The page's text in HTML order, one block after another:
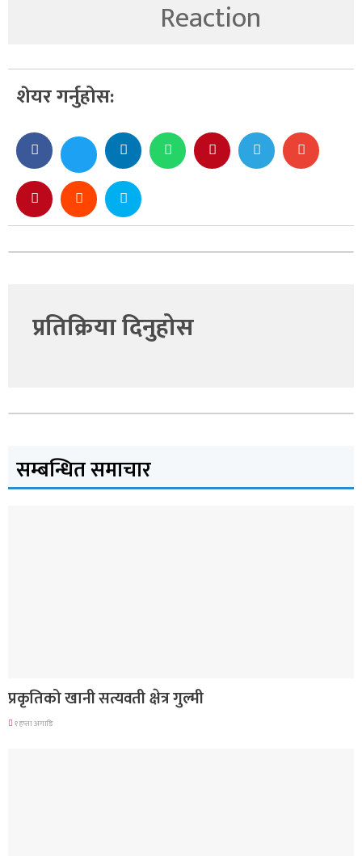
शेयर गर्नुहोस:
प्रतिक्रिया दिनुहोस
सम्बन्धित समाचार
प्रकृतिको खानी सत्यवती क्षेत्र गुल्मी
१ हप्ता अगाडि